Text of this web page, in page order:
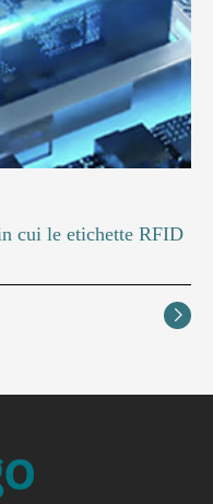
cui le etichette RFID
